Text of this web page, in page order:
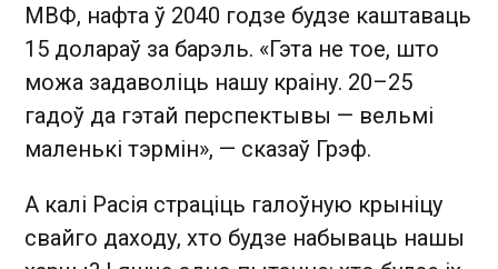
МВФ, нафта ў 2040 годзе будзе каштаваць
15 долараў за барэль. «Гэта не тое, што
можа задаволіць нашу краіну. 20–25
гадоў да гэтай перспектывы — вельмі
маленькі тэрмін», — сказаў Грэф.
А калі Расія страціць галоўную крыніцу
свайго даходу, хто будзе набываць нашы